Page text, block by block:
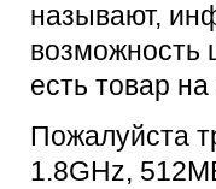
называют,
возможность
есть товар
Пожалуйста
1.8GHz,